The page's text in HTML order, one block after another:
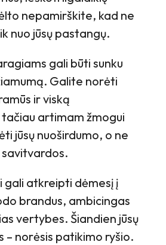
nepamirškite, kad ne
nuo jūsų pastangų.
gali būti sunku
Galite norėti
ir viską
artimam žmogui
jūsų nuoširdumo, o ne
gali atkreipti dėmesį į
brandus, ambicingas
vertybes. Šiandien jūsų
– norėsis patikimo ryšio.